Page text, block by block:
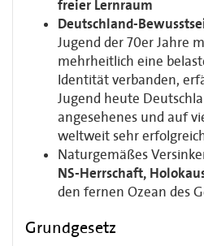
freier Lernraum
Deutschland-
Jugend der 70er Jahre
mehrheitlich eine
Identität verbanden,
Jugend heute
angesehenes und auf
weltweit sehr
Naturgemäßes
NS-Herrschaft,
den fernen Ozean des
Grundgesetz